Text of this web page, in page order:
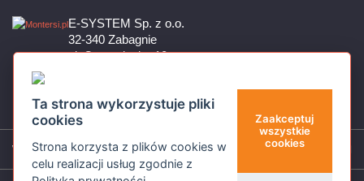
E-SYSTEM Sp. z o.o.
32-340 Zabagnie
ul. Czarnoleska 10
sklep@montersi.pl
Wsparcie
Ta strona wykorzystuje pliki
cookies
Strona korzysta z plików cookies w
celu realizacji usług zgodnie z
Zaakceptuj
wszystkie
cookies